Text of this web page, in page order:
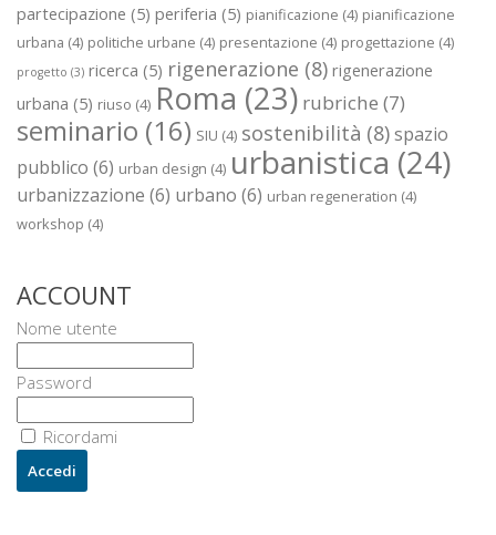
partecipazione (5) periferia (5) pianificazione (4) pianificazione
urbana (4) politiche urbane (4) presentazione (4) progettazione (4)
progetto (3) ricerca (5) rigenerazione (8) rigenerazione
urbana (5) riuso (4) Roma (23) rubriche (7)
seminario (16) SIU (4) sostenibilità (8)spazio
pubblico (6) urban design (4) urbanistica (24)
urbanizzazione (6) urbano (6) urban regeneration (4)
workshop (4)
ACCOUNT
Nome utente
Password
Ricordami